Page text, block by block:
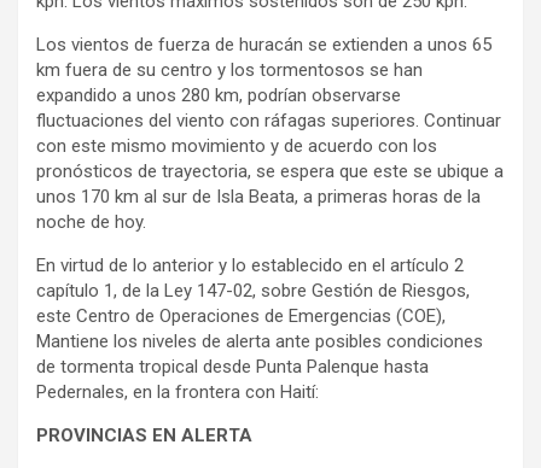
Los vientos de fuerza de huracán se extienden a unos 65
km fuera de su centro y los tormentosos se han
expandido a unos 280 km, podrían observarse
fluctuaciones del viento con ráfagas superiores. Continuar
con este mismo movimiento y de acuerdo con los
pronósticos de trayectoria, se espera que este se ubique a
unos 170 km al sur de Isla Beata, a primeras horas de la
noche de hoy.
En virtud de lo anterior y lo establecido en el artículo 2
capítulo 1, de la Ley 147-02, sobre Gestión de Riesgos,
este Centro de Operaciones de Emergencias (COE),
Mantiene los niveles de alerta ante posibles condiciones
de tormenta tropical desde Punta Palenque hasta
Pedernales, en la frontera con Haití:
PROVINCIAS EN ALERTA